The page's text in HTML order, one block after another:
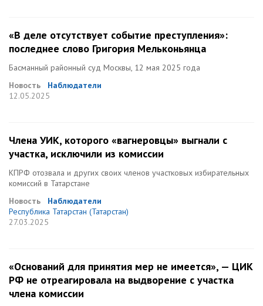
«В деле отсутствует событие преступления»:
последнее слово Григория Мельконьянца
Басманный районный суд Москвы, 12 мая 2025 года
Новость
Наблюдатели
12.05.2025
Члена УИК, которого «вагнеровцы» выгнали с
участка, исключили из комиссии
КПРФ отозвала и других своих членов участковых избирательных
комиссий в Татарстане
Новость
Наблюдатели
Республика Татарстан (Татарстан)
27.03.2025
«Оснований для принятия мер не имеется», — ЦИК
РФ не отреагировала на выдворение с участка
члена комиссии